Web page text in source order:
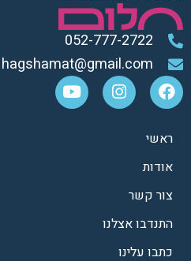
052-777-2722
hagshamat@gmail.com
ראשי
אודות
צור קשר
התנדבו אצלנו
כתבו עלינו